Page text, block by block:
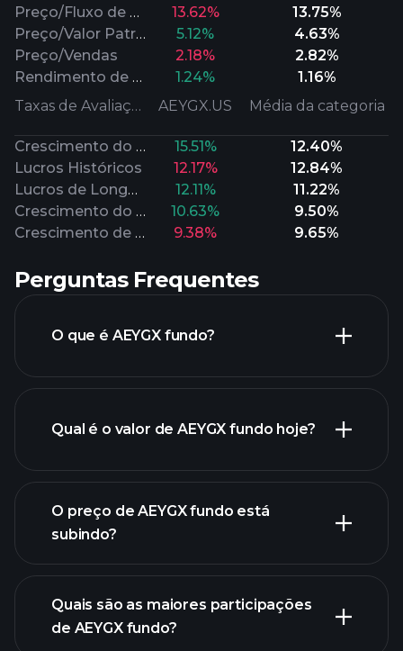
Preço/Fluxo de Caixa
13.62%
13.75%
Preço/Valor Patrimonial
5.12%
4.63%
Preço/Vendas
2.18%
2.82%
Rendimento de Dividendos
1.24%
1.16%
Taxas de Avaliação
AEYGX.US Média da categoria
Crescimento do Fluxo de Caixa 15.51%
12.40%
Lucros Históricos
12.17%
12.84%
Lucros de Longo Prazo
12.11%
11.22%
Crescimento do Valor Patrimonial
10.63%
9.50%
Crescimento de Vendas
9.38% 9.65%
Perguntas Frequentes
O que é AEYGX fundo?
Qual é o valor de AEYGX fundo hoje?
gráfico
avançado
O preço de AEYGX fundo está
subindo?
Quais são as maiores participações
de AEYGX fundo?